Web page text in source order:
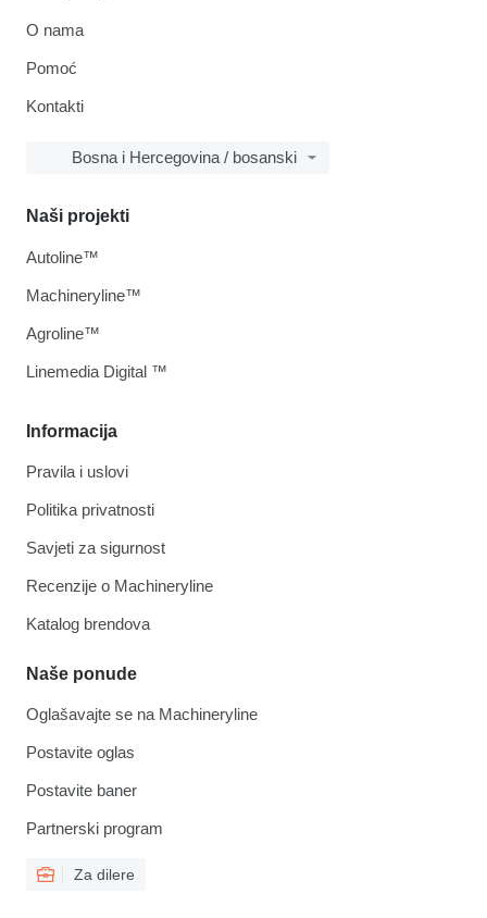
O nama
Pomoć
Kontakti
Bosna i Hercegovina / bosanski
Informacija
Pravila i uslovi
Politika privatnosti
Savjeti za sigurnost
Recenzije o Machineryline
Katalog brendova
Naše ponude
Oglašavajte se na Machineryline
Postavite oglas
Postavite baner
Partnerski program
Za dilere
Naši projekti
Autoline™
Machineryline™
Agroline™
Linemedia Digital ™